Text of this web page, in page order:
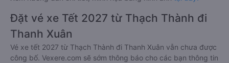
https://vexere.com/vi-VN/booking/ticketinfo
Xem hướng dẫn chi tiết, minh họa bằng hình ảnh
Đặt vé xe Tết 2027 từ Thạch Thành đi